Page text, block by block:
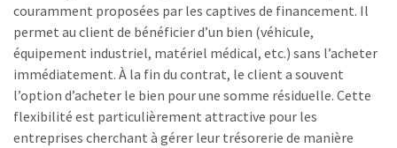
couramment proposées par les captives de financement. Il
permet au client de bénéficier d’un bien (véhicule,
équipement industriel, matériel médical, etc.) sans l’acheter
immédiatement. À la fin du contrat, le client a souvent
l’option d’acheter le bien pour une somme résiduelle. Cette
flexibilité est particulièrement attractive pour les
entreprises cherchant à gérer leur trésorerie de manière